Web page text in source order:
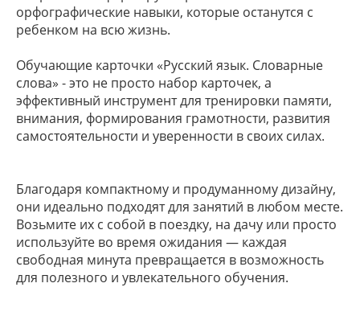
орфографические навыки, которые останутся с
ребенком на всю жизнь.
Обучающие карточки «Русский язык. Словарные
слова» - это не просто набор карточек, а
эффективный инструмент для тренировки памяти,
внимания, формирования грамотности, развития
самостоятельности и уверенности в своих силах.
Благодаря компактному и продуманному дизайну,
они идеально подходят для занятий в любом месте.
Возьмите их с собой в поездку, на дачу или просто
используйте во время ожидания — каждая
свободная минута превращается в возможность
для полезного и увлекательного обучения.